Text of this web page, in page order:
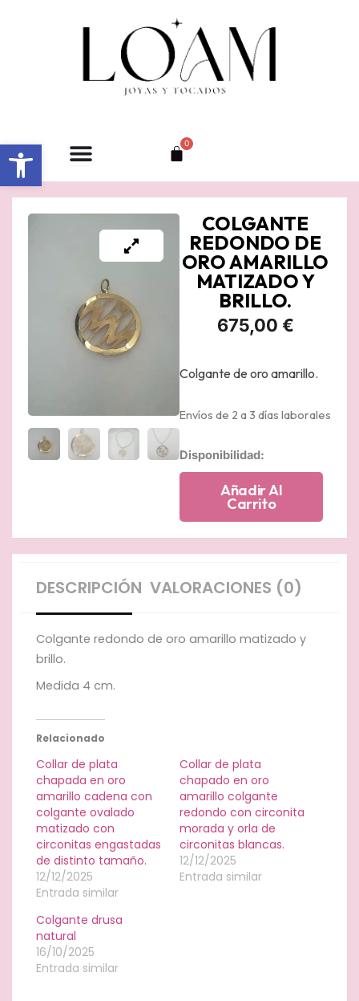
Abrir barra de herramientas 0
Carrito
COLGANTE
REDONDO DE
ORO AMARILLO
MATIZADO Y
BRILLO.
675,00 €
Colgante de oro amarillo.
Envíos de 2 a 3 días laborales
Disponibilidad:
Colgante
amarillo
cantidad
Añadir Al
Carrito
DESCRIPCIÓN VALORACIONES (0)
Colgante redondo de oro amarillo matizado y
brillo.
Medida 4 cm.
Relacionado
Collar de plata
chapada en oro
amarillo cadena con
colgante ovalado
matizado con
circonitas engastadas
de distinto tamaño.
12/12/2025
Entrada similar
Collar de plata
chapado en oro
amarillo colgante
redondo con circonita
morada y orla de
circonitas blancas.
12/12/2025
Entrada similar
Colgante drusa
natural
16/10/2025
Entrada similar